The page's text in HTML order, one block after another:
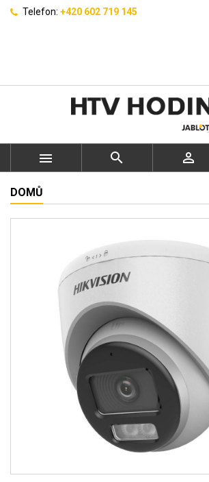
Telefon: +420 602 719 145
  
DOMŮ